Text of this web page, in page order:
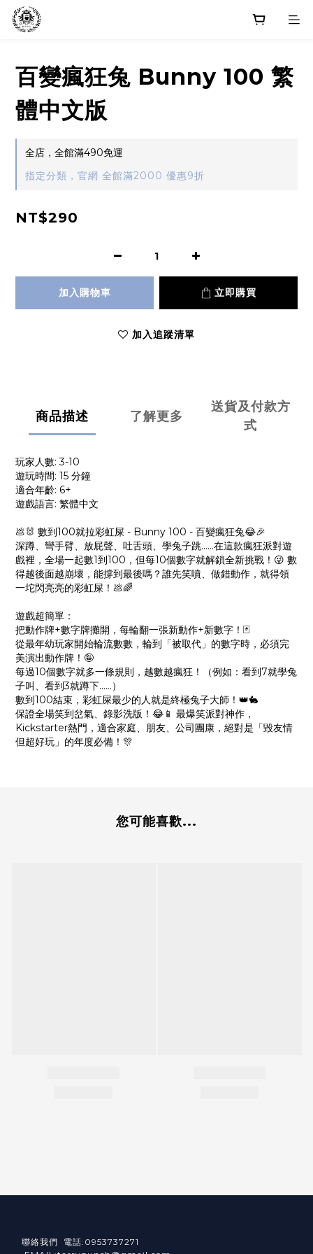
百變瘋狂兔 Bunny 100 繁
體中文版
全店，全館滿490免運
指定分類，官網 全館滿2000 優惠9折
NT$290
加入購物車 立即購買
加入追蹤清單
商品描述 了解更多
送貨及付款方
式
玩家人數: 3-10
遊玩時間: 15 分鐘
適合年齡: 6+
遊戲語言: 繁體中文
💩🐰 數到100就拉彩虹屎 - Bunny 100 - 百變瘋狂兔😂🎉
深蹲、彎手臂、放屁聲、吐舌頭、學兔子跳……在這款瘋狂派對遊
戲裡，全場一起數1到100，但每10個數字就解鎖全新挑戰！😜 數
得越後面越崩壞，能撐到最後嗎？誰先笑噴、做錯動作，就得領
一坨閃亮亮的彩虹屎！💩🌈
遊戲超簡單：
把動作牌+數字牌攤開，每輪翻一張新動作+新數字！🃏
從最年幼玩家開始輪流數數，輪到「被取代」的數字時，必須完
美演出動作牌！🤪
每過10個數字就多一條規則，越數越瘋狂！（例如：看到7就學兔
子叫、看到3就蹲下……）
數到100結束，彩虹屎最少的人就是終極兔子大師！👑🐇
保證全場笑到岔氣、錄影洗版！😂📱 最爆笑派對神作，
Kickstarter熱門，適合家庭、朋友、公司團康，絕對是「毀友情
但超好玩」的年度必備！🎊
您可能喜歡...
聯絡我們 電話:0953737271